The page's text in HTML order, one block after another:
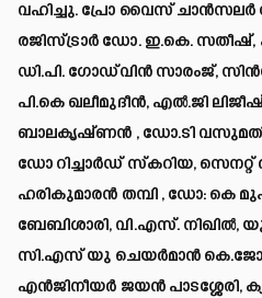
വഹിച്ചു. പ്രോ വൈസ് ചാൻസലർ
രജിസ്ട്രാർ ഡോ. ഇ.കെ. സതീഷ്,
ഡി.പി. ഗോഡ്‍വിൻ സാരംജ്,
പി.കെ ഖലീമുദീൻ, എൽ.ജി
ബാലകൃഷ്ണൻ , ഡോ.ടി വസുമതി,
ഡോ റിച്ചാർഡ് സ്കറിയ,
ഹരികുമാരൻ തമ്പി , ഡോ: കെ
ബേബിശാരി, വി.എസ്. നിഖിൽ,
സി.എസ് യു ചെയർമാൻ
എന്‍ജിനീയർ ജയൻ